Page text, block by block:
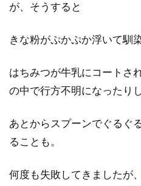
が、そうすると
きな粉がぷかぷか浮いて馴
はちみつが牛乳にコートさ
の中で行方不明になった
あとからスプーンでぐるぐ
ることも。
何度も失敗してきましたが、